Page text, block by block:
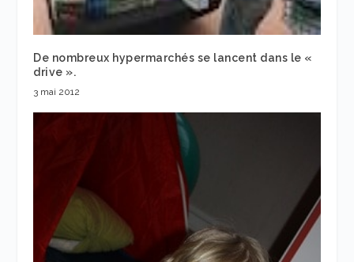
De nombreux hypermarchés se lancent dans le «
drive ».
3 mai 2012